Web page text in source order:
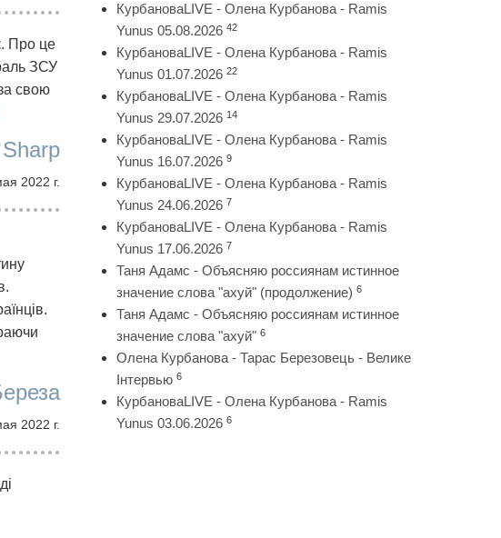
Про це
ЗСУ
свою
2022 г.
2022 г.
КурбановаLIVE - Олена Курбанова - Ramis
Yunus 05.08.2026 42
КурбановаLIVE - Олена Курбанова - Ramis
Yunus 01.07.2026 22
КурбановаLIVE - Олена Курбанова - Ramis
Yunus 29.07.2026 14
КурбановаLIVE - Олена Курбанова - Ramis
Yunus 16.07.2026 9
КурбановаLIVE - Олена Курбанова - Ramis
Yunus 24.06.2026 7
КурбановаLIVE - Олена Курбанова - Ramis
Yunus 17.06.2026 7
Таня Адамс - Объясняю россиянам истинное
значение слова "ахуй" (продолжение) 6
Таня Адамс - Объясняю россиянам истинное
значение слова "ахуй" 6
Олена Курбанова - Тарас Березовець - Велике
Інтервью 6
КурбановаLIVE - Олена Курбанова - Ramis
Yunus 03.06.2026 6